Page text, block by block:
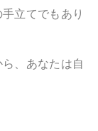
立てでもあり
、あなたは自